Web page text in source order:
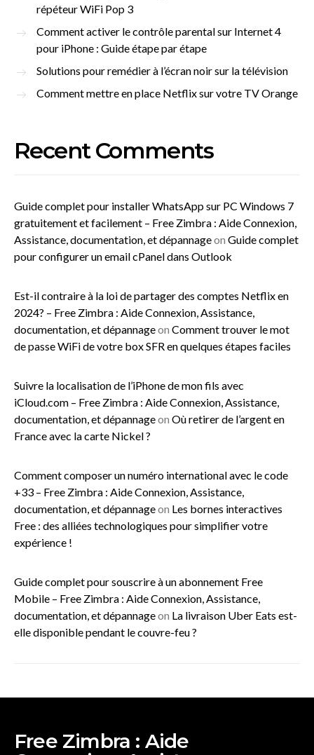
répéteur WiFi Pop 3
Comment activer le contrôle parental sur Internet 4
pour iPhone : Guide étape par étape
Solutions pour remédier à l’écran noir sur la télévision
Comment mettre en place Netflix sur votre TV Orange
Recent Comments
Guide complet pour installer WhatsApp sur PC Windows 7
gratuitement et facilement – Free Zimbra : Aide Connexion,
Assistance, documentation, et dépannageon Guide complet
pour configurer un email cPanel dans Outlook
Est-il contraire à la loi de partager des comptes Netflix en
2024? – Free Zimbra : Aide Connexion, Assistance,
documentation, et dépannageon Comment trouver le mot
de passe WiFi de votre box SFR en quelques étapes faciles
Suivre la localisation de l’iPhone de mon fils avec
iCloud.com – Free Zimbra : Aide Connexion, Assistance,
documentation, et dépannageon Où retirer de l’argent en
France avec la carte Nickel ?
Comment composer un numéro international avec le code
+33 – Free Zimbra : Aide Connexion, Assistance,
documentation, et dépannageon Les bornes interactives
Free : des alliées technologiques pour simplifier votre
expérience !
Guide complet pour souscrire à un abonnement Free
Mobile – Free Zimbra : Aide Connexion, Assistance,
documentation, et dépannageon La livraison Uber Eats est-
elle disponible pendant le couvre-feu ?
Free Zimbra : Aide